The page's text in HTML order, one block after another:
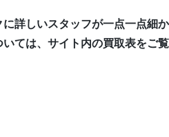
に詳しいスタッフが一点一点細
ては、サイト内の買取表をご